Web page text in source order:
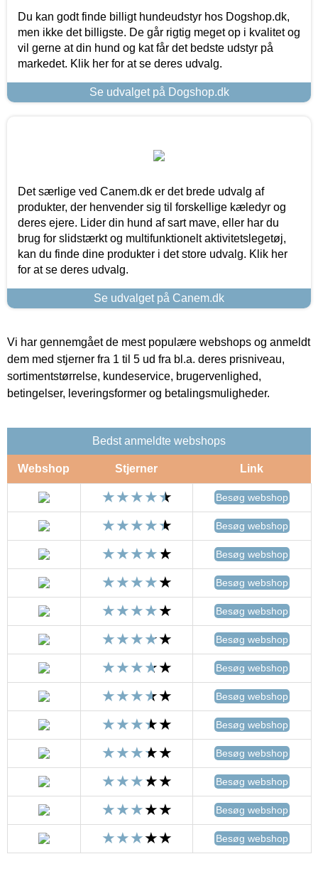
Du kan godt finde billigt hundeudstyr hos Dogshop.dk,
men ikke det billigste. De går rigtig meget op i kvalitet og
vil gerne at din hund og kat får det bedste udstyr på
markedet. Klik her for at se deres udvalg.
Se udvalget på Dogshop.dk
Det særlige ved Canem.dk er det brede udvalg af
produkter, der henvender sig til forskellige kæledyr og
deres ejere. Lider din hund af sart mave, eller har du
brug for slidstærkt og multifunktionelt aktivitetslegetøj,
kan du finde dine produkter i det store udvalg. Klik her
for at se deres udvalg.
Se udvalget på Canem.dk
Vi har gennemgået de mest populære webshops og anmeldt
dem med stjerner fra 1 til 5 ud fra bl.a. deres prisniveau,
sortimentstørrelse, kundeservice, brugervenlighed,
betingelser, leveringsformer og betalingsmuligheder.
Bedst anmeldte webshops
Webshop Stjerner Link
Besøg webshop
Besøg webshop
Besøg webshop
Besøg webshop
Besøg webshop
Besøg webshop
Besøg webshop
Besøg webshop
Besøg webshop
Besøg webshop
Besøg webshop
Besøg webshop
Besøg webshop